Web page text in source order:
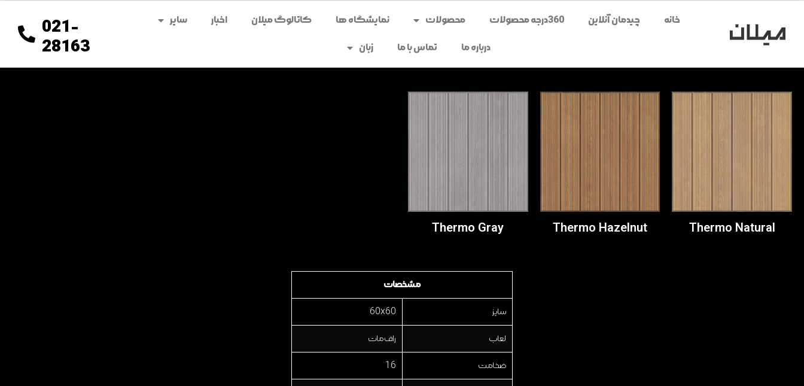
خانه چیدمان آنلاین 360درجه محصولات محصولات نمایشگاه ها کاتالوگ میلان اخبار سایر
درباره ما تماس با ما زبان
021-
28163
Thermo Natural
Thermo Hazelnut
Thermo Gray
مشخصات
سایز 60x60
لعاب راف مات
ضخامت 16